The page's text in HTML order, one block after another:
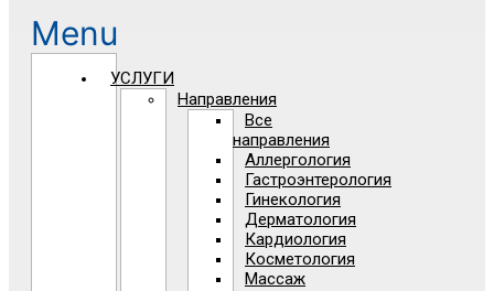
Menu
УСЛУГИ
Направления
Все
направления
Аллергология
Гастроэнтерология
Гинекология
Дерматология
Кардиология
Косметология
Массаж